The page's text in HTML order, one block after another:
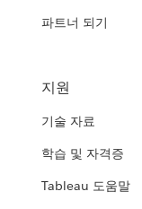
파트너 되기
지원
기술 자료
학습 및 자격증
Tableau 도움말